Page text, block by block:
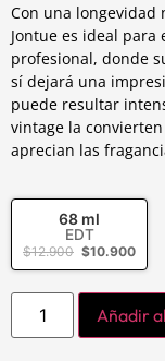
Con una longevidad
Jontue es ideal
profesional, donde
sí dejará una
puede resultar
vintage la
aprecian las
68 ml
EDT
$12.900 $10.900
Añadir